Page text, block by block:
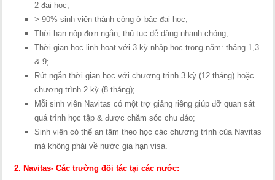
2 đại học;
> 90% sinh viên thành công ở bậc đại học;
Thời hạn nộp đơn ngắn, thủ tục dễ dàng nhanh chóng;
Thời gian học linh hoạt với 3 kỳ nhập học trong năm: tháng 1,3
& 9;
Rút ngắn thời gian học với chương trình 3 kỳ (12 tháng) hoặc
chương trình 2 kỳ (8 tháng);
Mỗi sinh viên Navitas có một trợ giảng riêng giúp đỡ quan sát
quá trình học tập & được chăm sóc chu đáo;
Sinh viên có thể an tâm theo học các chương trình của Navitas
mà không phải về nước gia hạn visa.
2. Navitas- Các trường đối tác tại các nước: